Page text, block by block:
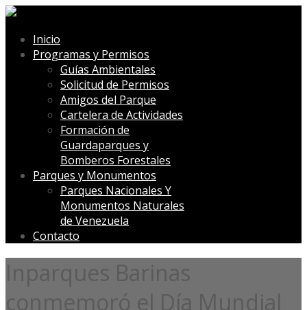
Inicio
Programas y Permisos
Guías Ambientales
Solicitud de Permisos
Amigos del Parque
Cartelera de Actividades
Formación de
Guardaparques y
Bomberos Forestales
Parques y Monumentos
Parques Nacionales Y
Monumentos Naturales
de Venezuela
Contacto
Inparques Barinas
conmemoró el Día Mundial